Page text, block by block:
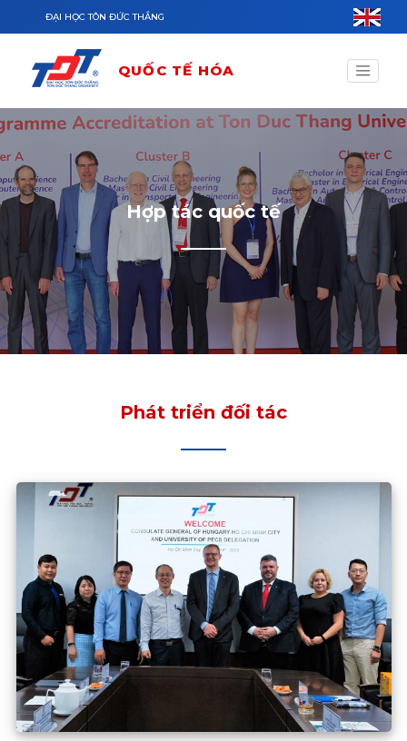
Nhảy đến nội dung
ĐẠI HỌC TÔN ĐỨC THẮNG
QUỐC TẾ HÓA
Hợp tác quốc tế
Phát triển đối tác